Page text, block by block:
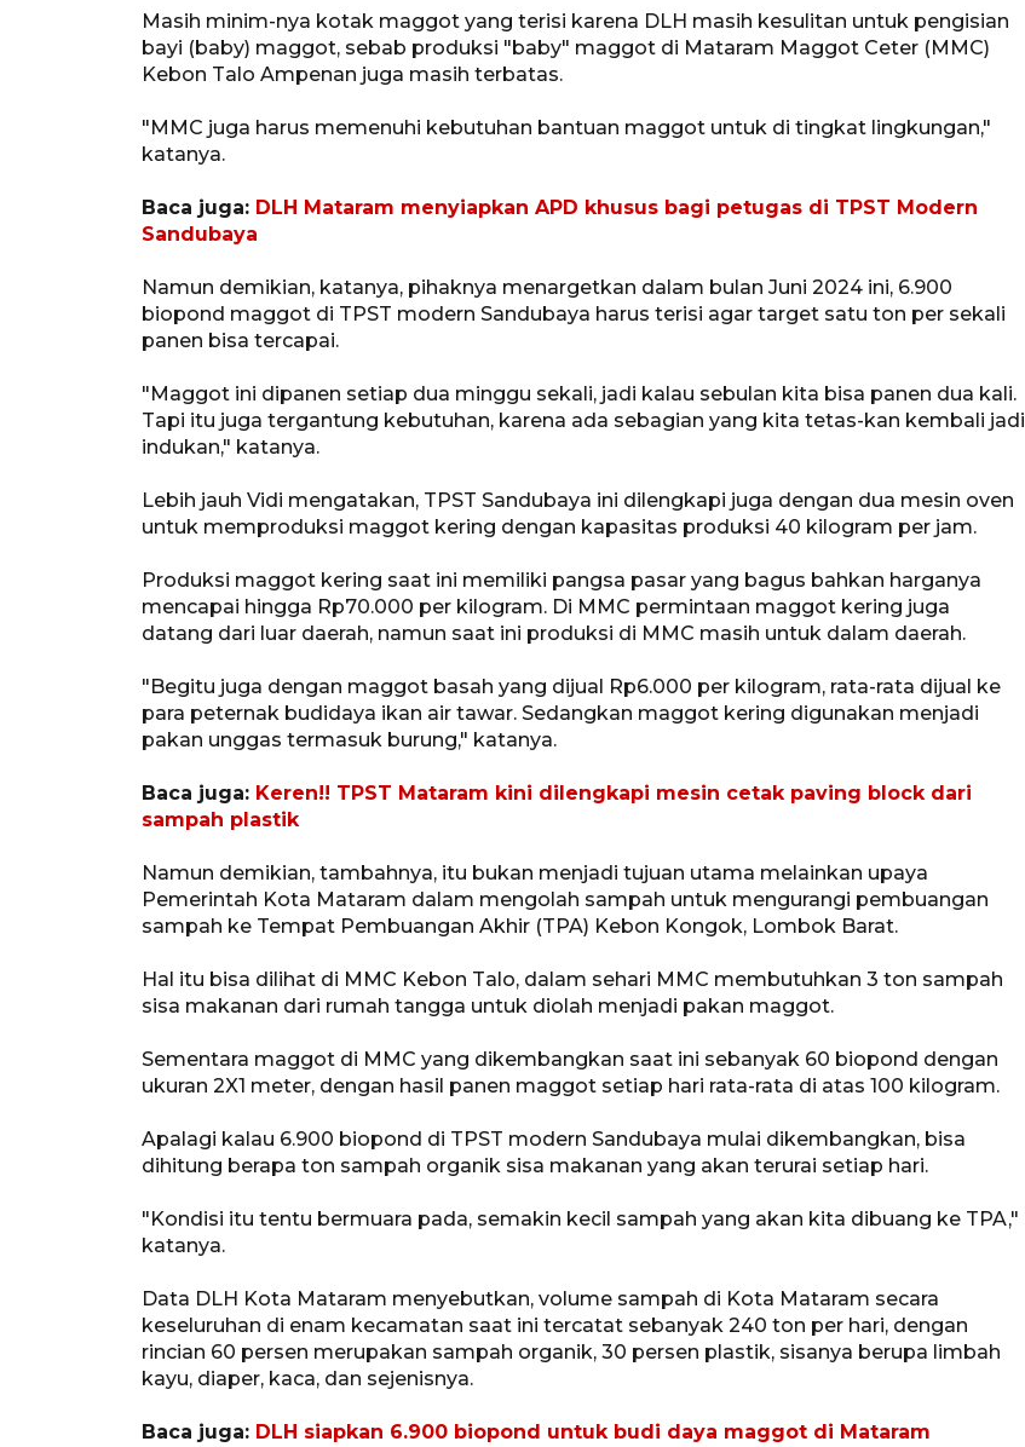
Masih minim-nya kotak maggot yang terisi karena DLH masih kesulitan untuk pengisian
bayi (baby) maggot, sebab produksi "baby" maggot di Mataram Maggot Ceter (MMC)
Kebon Talo Ampenan juga masih terbatas.
"MMC juga harus memenuhi kebutuhan bantuan maggot untuk di tingkat lingkungan,"
katanya.
Baca juga: DLH Mataram menyiapkan APD khusus bagi petugas di TPST Modern
Sandubaya
Namun demikian, katanya, pihaknya menargetkan dalam bulan Juni 2024 ini, 6.900
biopond maggot di TPST modern Sandubaya harus terisi agar target satu ton per sekali
panen bisa tercapai.
"Maggot ini dipanen setiap dua minggu sekali, jadi kalau sebulan kita bisa panen dua kali.
Tapi itu juga tergantung kebutuhan, karena ada sebagian yang kita tetas-kan kembali jadi
indukan," katanya.
Lebih jauh Vidi mengatakan, TPST Sandubaya ini dilengkapi juga dengan dua mesin oven
untuk memproduksi maggot kering dengan kapasitas produksi 40 kilogram per jam.
Produksi maggot kering saat ini memiliki pangsa pasar yang bagus bahkan harganya
mencapai hingga Rp70.000 per kilogram. Di MMC permintaan maggot kering juga
datang dari luar daerah, namun saat ini produksi di MMC masih untuk dalam daerah.
"Begitu juga dengan maggot basah yang dijual Rp6.000 per kilogram, rata-rata dijual ke
para peternak budidaya ikan air tawar. Sedangkan maggot kering digunakan menjadi
pakan unggas termasuk burung," katanya.
Baca juga: Keren!! TPST Mataram kini dilengkapi mesin cetak paving block dari
sampah plastik
Namun demikian, tambahnya, itu bukan menjadi tujuan utama melainkan upaya
Pemerintah Kota Mataram dalam mengolah sampah untuk mengurangi pembuangan
sampah ke Tempat Pembuangan Akhir (TPA) Kebon Kongok, Lombok Barat.
Hal itu bisa dilihat di MMC Kebon Talo, dalam sehari MMC membutuhkan 3 ton sampah
sisa makanan dari rumah tangga untuk diolah menjadi pakan maggot.
Sementara maggot di MMC yang dikembangkan saat ini sebanyak 60 biopond dengan
ukuran 2X1 meter, dengan hasil panen maggot setiap hari rata-rata di atas 100 kilogram.
Apalagi kalau 6.900 biopond di TPST modern Sandubaya mulai dikembangkan, bisa
dihitung berapa ton sampah organik sisa makanan yang akan terurai setiap hari.
"Kondisi itu tentu bermuara pada, semakin kecil sampah yang akan kita dibuang ke TPA,"
katanya.
Data DLH Kota Mataram menyebutkan, volume sampah di Kota Mataram secara
keseluruhan di enam kecamatan saat ini tercatat sebanyak 240 ton per hari, dengan
rincian 60 persen merupakan sampah organik, 30 persen plastik, sisanya berupa limbah
kayu, diaper, kaca, dan sejenisnya.
Baca juga: DLH siapkan 6.900 biopond untuk budi daya maggot di Mataram